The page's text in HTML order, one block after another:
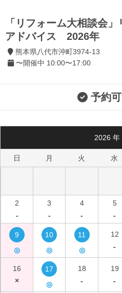
「リフォーム大相談会
アドバイス 2026年
熊本県八代市沖町3974-13
〜開催中 10:00〜17:00
予約
2026 年
日 月 火 水
2
-
3
-
4
-
5
-
9
◎
10
◎
11
◎
12
-
16
×
17
◎
18
-
19
-